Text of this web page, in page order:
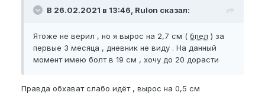
В 26.02.2021 в 13:46, Rulon сказал:
Ятоже не верил , но я вырос на 2,7 см ( бпел ) за
первые 3 месяца , дневник не виду . На данный
момент имею болт в 19 см , хочу до 20 дорасти
Правда обхават слабо идёт , вырос на 0,5 см